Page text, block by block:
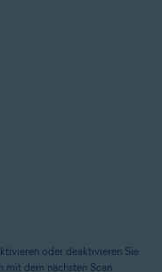
oder deaktivieren Sie
mit dem nächsten Scan